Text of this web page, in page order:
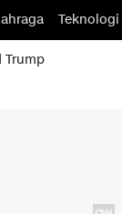
Teknologi
Trump